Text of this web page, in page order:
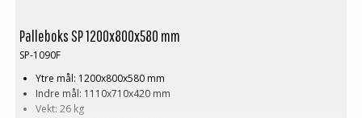
Palleboks SP 1200x800x580 mm
SP-1090F
Ytre mål: 1200x800x580 mm
Indre mål: 1110x710x420 mm
Vekt: 26 kg